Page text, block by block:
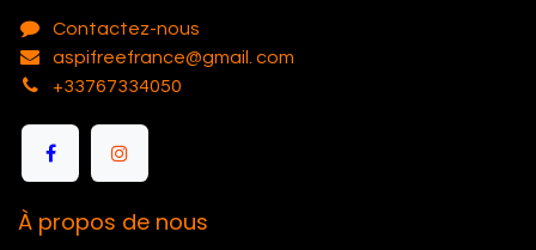
Contactez-nous
aspifreefrance@gmail. com
+33767334050
À propos de nous